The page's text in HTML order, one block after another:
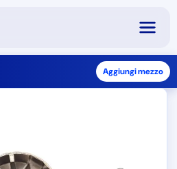
Aggiungi mezzo